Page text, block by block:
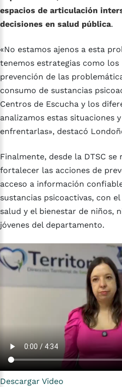
espacios de articulación
decisiones en salud pública.
«No estamos ajenos a esta
tenemos estrategias como los
prevención de las
consumo de sustancias
Centros de Escucha y los
analizamos estas situaciones
enfrentarlas», destacó
Finalmente, desde la DTSC
fortalecer las acciones de
acceso a información
sustancias psicoactivas, con
salud y el bienestar de niños,
jóvenes del departamento.
Descargar Video